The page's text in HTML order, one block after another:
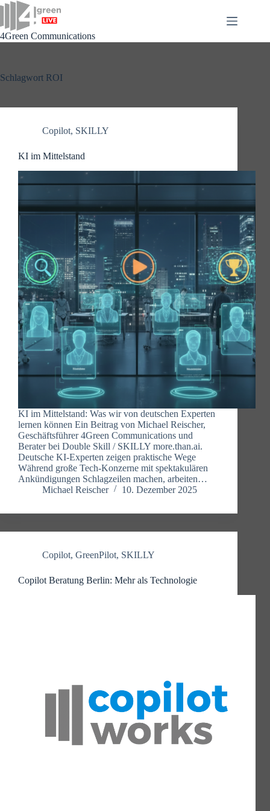
Zum
Inhalt
springen
4Green Communications
Schlagwort ROI
Copilot, SKILLY
KI im Mittelstand
KI im Mittelstand: Was wir von deutschen Experten
lernen können Ein Beitrag von Michael Reischer,
Geschäftsführer 4Green Communications und
Berater bei Double Skill / SKILLY more.than.ai.
Deutsche KI-Experten zeigen praktische Wege
Während große Tech-Konzerne mit spektakulären
Ankündigungen Schlagzeilen machen, arbeiten…
Michael Reischer
10. Dezember 2025
Copilot, GreenPilot, SKILLY
Copilot Beratung Berlin: Mehr als Technologie